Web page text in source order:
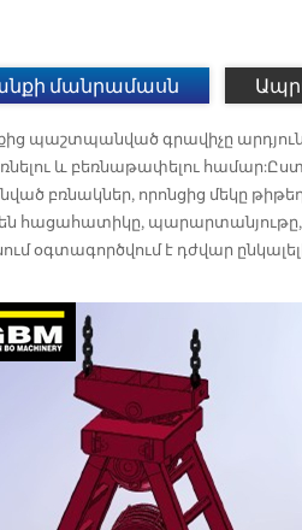
մանրամասն
պաշտպանված գրավիչը
և բեռնաթափելու
բռնակներ, որոնցից մեկը
հացահատիկը, պարարտանյութը,
օգտագործվում է դժվար